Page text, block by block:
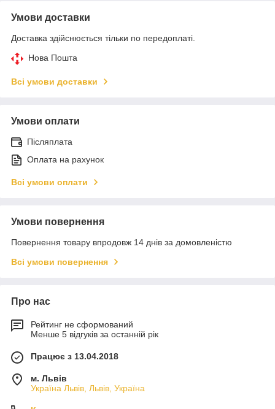
Умови доставки
Доставка здійснюється тільки по передоплаті.
Нова Пошта
Всі умови доставки
Умови оплати
Післяплата
Оплата на рахунок
Всі умови оплати
Умови повернення
Повернення товару впродовж 14 днів за домовленістю
Всі умови повернення
Про нас
Рейтинг не сформований
Менше 5 відгуків за останній рік
Працює з 13.04.2018
м. Львів
Україна Львів, Львів, Україна